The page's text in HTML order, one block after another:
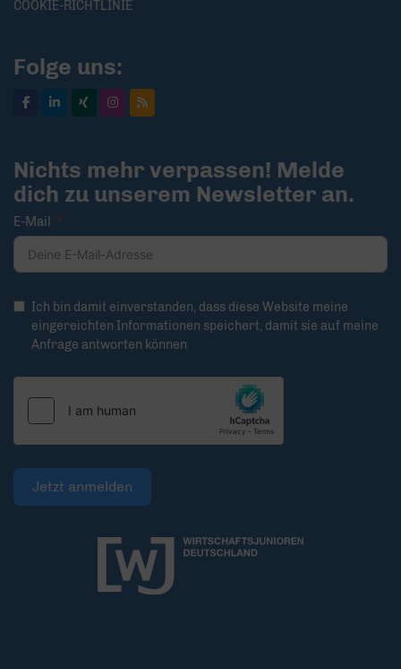
COOKIE-RICHTLINIE
Folge uns:
Nichts mehr verpassen! Melde
dich zu unserem Newsletter an.
E-Mail
Ich bin damit einverstanden, dass diese Website meine
eingereichten Informationen speichert, damit sie auf meine
Anfrage antworten können
Jetzt anmelden